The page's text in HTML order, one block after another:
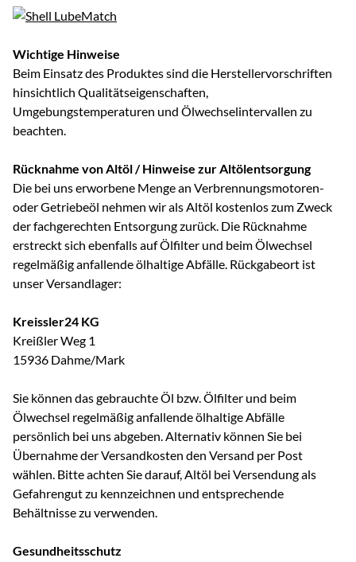
Wichtige Hinweise
Beim Einsatz des Produktes sind die Herstellervorschriften
hinsichtlich Qualitätseigenschaften,
Umgebungstemperaturen und Ölwechselintervallen zu
beachten.
Rücknahme von Altöl / Hinweise zur Altölentsorgung
Die bei uns erworbene Menge an Verbrennungsmotoren-
oder Getriebeöl nehmen wir als Altöl kostenlos zum Zweck
der fachgerechten Entsorgung zurück. Die Rücknahme
erstreckt sich ebenfalls auf Ölfilter und beim Ölwechsel
regelmäßig anfallende ölhaltige Abfälle. Rückgabeort ist
unser Versandlager:
Kreissler24 KG
Kreißler Weg 1
15936 Dahme/Mark
Sie können das gebrauchte Öl bzw. Ölfilter und beim
Ölwechsel regelmäßig anfallende ölhaltige Abfälle
persönlich bei uns abgeben. Alternativ können Sie bei
Übernahme der Versandkosten den Versand per Post
wählen. Bitte achten Sie darauf, Altöl bei Versendung als
Gefahrengut zu kennzeichnen und entsprechende
Behältnisse zu verwenden.
Gesundheitsschutz